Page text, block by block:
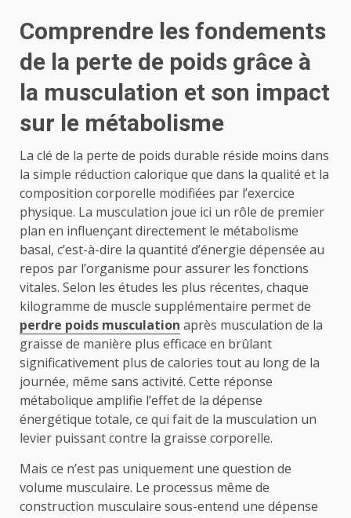
Comprendre les fondements
de la perte de poids grâce à
la musculation et son impact
sur le métabolisme
La clé de la perte de poids durable réside moins dans
la simple réduction calorique que dans la qualité et la
composition corporelle modifiées par l’exercice
physique. La musculation joue ici un rôle de premier
plan en influençant directement le métabolisme
basal, c’est-à-dire la quantité d’énergie dépensée au
repos par l’organisme pour assurer les fonctions
vitales. Selon les études les plus récentes, chaque
kilogramme de muscle supplémentaire permet de
perdre poids musculation après musculation de la
graisse de manière plus efficace en brûlant
significativement plus de calories tout au long de la
journée, même sans activité. Cette réponse
métabolique amplifie l’effet de la dépense
énergétique totale, ce qui fait de la musculation un
levier puissant contre la graisse corporelle.
Mais ce n’est pas uniquement une question de
volume musculaire. Le processus même de
construction musculaire sous-entend une dépense